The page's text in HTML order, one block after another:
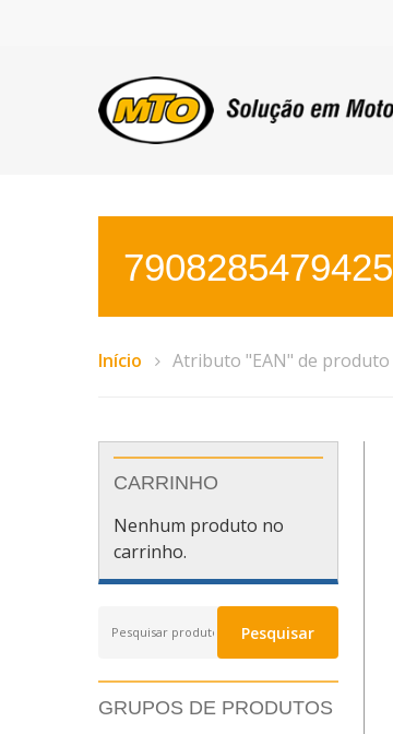
7908285479425
Início Atributo "EAN" de produto
CARRINHO
Nenhum produto no
carrinho.
por:
Pesquisar
GRUPOS DE PRODUTOS